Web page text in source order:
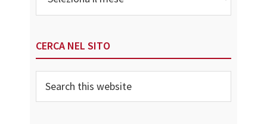
CERCA NEL SITO
this
website